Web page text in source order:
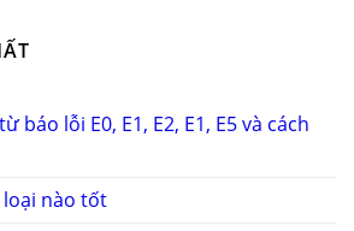
báo lỗi E0, E1, E2, E1, E5 và cách
nào tốt